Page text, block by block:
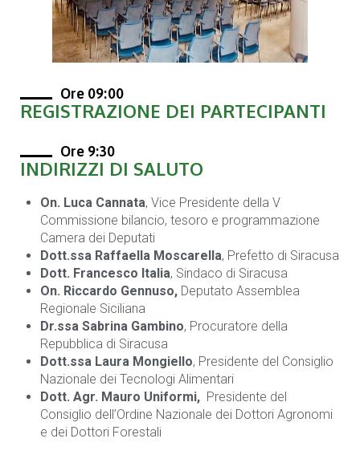
Ore 09:00
REGISTRAZIONE DEI PARTECIPANTI
Ore 9:30
INDIRIZZI DI SALUTO
On. Luca Cannata, Vice Presidente della V
Commissione bilancio, tesoro e programmazione
Camera dei Deputati
Dott.ssa Raffaella Moscarella, Prefetto di Siracusa
Dott. Francesco Italia, Sindaco di Siracusa
On. Riccardo Gennuso, Deputato Assemblea
Regionale Siciliana
Dr.ssa Sabrina Gambino, Procuratore della
Repubblica di Siracusa
Dott.ssa Laura Mongiello, Presidente del Consiglio
Nazionale dei Tecnologi Alimentari
Dott. Agr. Mauro Uniformi, Presidente del
Consiglio dell’Ordine Nazionale dei Dottori Agronomi
e dei Dottori Forestali